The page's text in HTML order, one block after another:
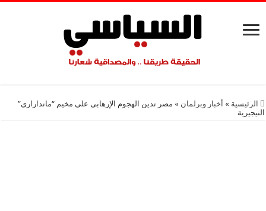
الرئيسية » أخبار وبرلمان » مصر تدين الهجوم الإرهابى على مخيم “ماندارارى”
النيجيرية